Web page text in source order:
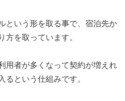
という形を取る事で、宿泊先か
方を取っています。
用者が多くなって契約が増えれ
るという仕組みです。